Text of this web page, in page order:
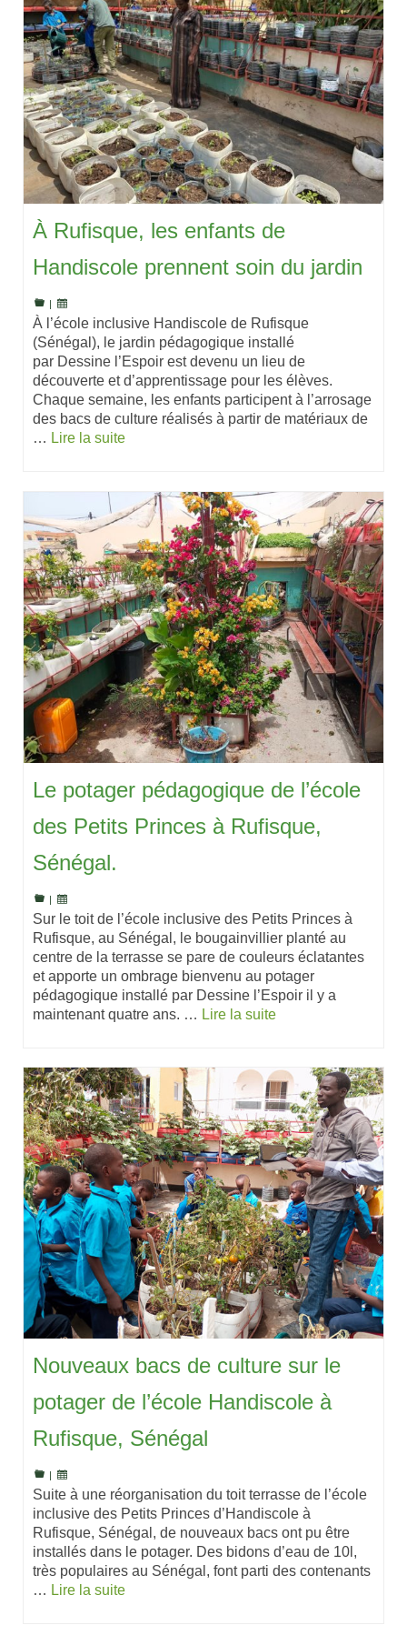
À Rufisque, les enfants de
Handiscole prennent soin du jardin
À l’école inclusive Handiscole de Rufisque
(Sénégal), le jardin pédagogique installé
par Dessine l’Espoir est devenu un lieu de
découverte et d’apprentissage pour les élèves.
Chaque semaine, les enfants participent à l’arrosage
des bacs de culture réalisés à partir de matériaux de
… Lire la suite
Le potager pédagogique de l’école
des Petits Princes à Rufisque,
Sénégal.
|
Sur le toit de l’école inclusive des Petits Princes à
Rufisque, au Sénégal, le bougainvillier planté au
centre de la terrasse se pare de couleurs éclatantes
et apporte un ombrage bienvenu au potager
pédagogique installé par Dessine l’Espoir il y a
maintenant quatre ans. … Lire la suite
Nouveaux bacs de culture sur le
potager de l’école Handiscole à
Rufisque, Sénégal
|
Suite à une réorganisation du toit terrasse de l’école
inclusive des Petits Princes d’Handiscole à
Rufisque, Sénégal, de nouveaux bacs ont pu être
installés dans le potager. Des bidons d’eau de 10l,
très populaires au Sénégal, font parti des contenants
… Lire la suite